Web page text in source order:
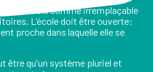
de l’école comme irremplaçable
L'école doit être ouverte:
proche dans laquelle elle se
être qu'un système pluriel et